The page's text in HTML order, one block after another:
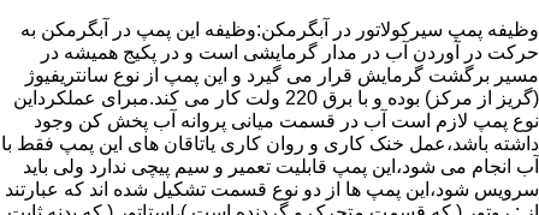
وظیفه پمپ سیرکولاتور در آبگرمکن:وظیفه این پمپ در آبگرمکن به
حرکت در آوردن آب در مدار گرمایشی است و در پکیج همیشه در
مسیر برگشت گرمایش قرار می گیرد و این پمپ از نوع سانتریفیوژ
(گریز از مرکز) بوده و با برق 220 ولت کار می کند.مبرای عملکرداین
نوع پمپ لازم است آب در قسمت میانی پروانه آب پخش کن وجود
داشته باشد،عمل خنک کاری و روان کاری یاتاقان های این پمپ فقط با
آب انجام می شود،این پمپ قابلیت تعمیر و سیم پیچی ندارد ولی باید
سرویس شود،این پمپ ها از دو نوع قسمت تشکیل شده اند که عبارتند